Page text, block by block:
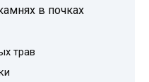
в почках
трав